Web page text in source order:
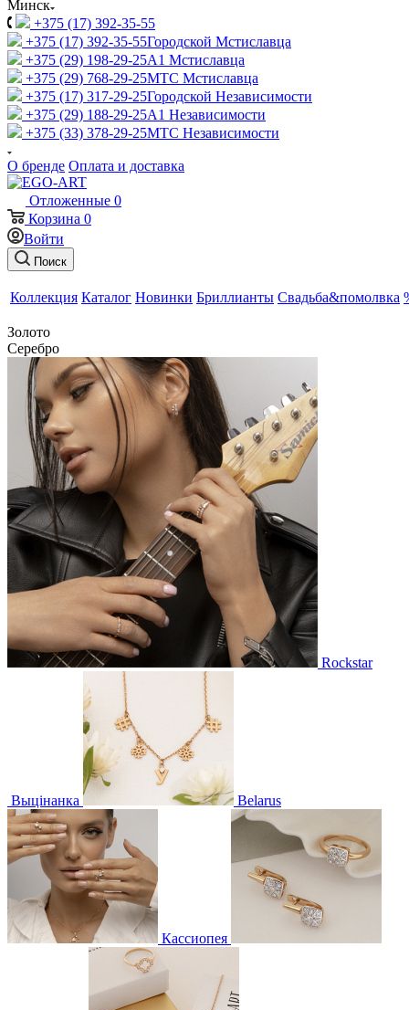
Минск
+375 (17) 392-35-55
+375 (17) 392-35-55Городской Мстиславца
+375 (29) 198-29-25A1 Мстиславца
+375 (29) 768-29-25МТС Мстиславца
+375 (17) 317-29-25Городской Независимости
+375 (29) 188-29-25A1 Независимости
+375 (33) 378-29-25МТС Независимости
О бренде Оплата и доставка
Отложенные 0
Корзина 0
Войти
Поиск
Коллекция Каталог Новинки Бриллианты Свадьба&помолвка
Золото
Серебро
Rockstar
Выцінанка Belarus
Кассиопея